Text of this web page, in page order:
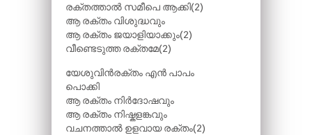
രക്തത്താൽ സമീപെ ആക്കി(2)
ആ രക്തം വിശുദ്ധവും
ആ രക്തം ജയാളിയാക്കും(2)
വീണ്ടെടുത്ത രക്തമേ(2)
യേശുവിൻരക്തം എൻ പാപം
പൊക്കി
ആ രക്തം നിർദോഷവും
ആ രക്തം നിഷ്കളങ്കവും
വചനത്താൽ ഉളവായ രക്തം(2)